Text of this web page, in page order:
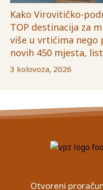
Kako Virovitičko-
TOP destinacija za
više u vrtićima
novih 450 mjesta,
3 kolovoza, 2026
Otvoreni